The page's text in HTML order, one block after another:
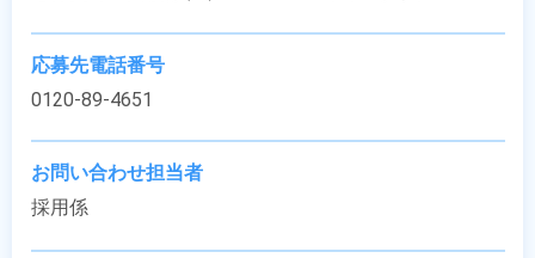
応募先電話番号
0120-89-4651
お問い合わせ担当者
採用係